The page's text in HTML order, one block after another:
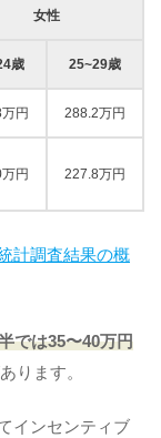
女性
歳 25~29歳
円 288.2万円
円 227.8万円
計調査結果の概
では35〜40万円
ります。
インセンティブ